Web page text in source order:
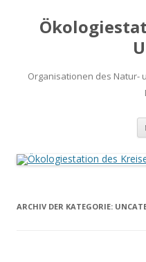
Organisationen des Natur-
ARCHIV DER KATEGORIE: